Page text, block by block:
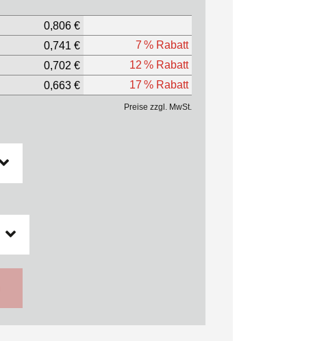
0,806 €
0,741 €
7 % Rabatt
0,702 €
12 % Rabatt
0,663 € 17 % Rabatt
Preise zzgl. MwSt.